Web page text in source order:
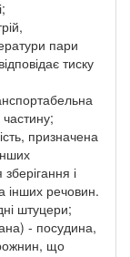
пари
тиску
призначена
і
інших речовин.
штуцери;
- посудина,
що